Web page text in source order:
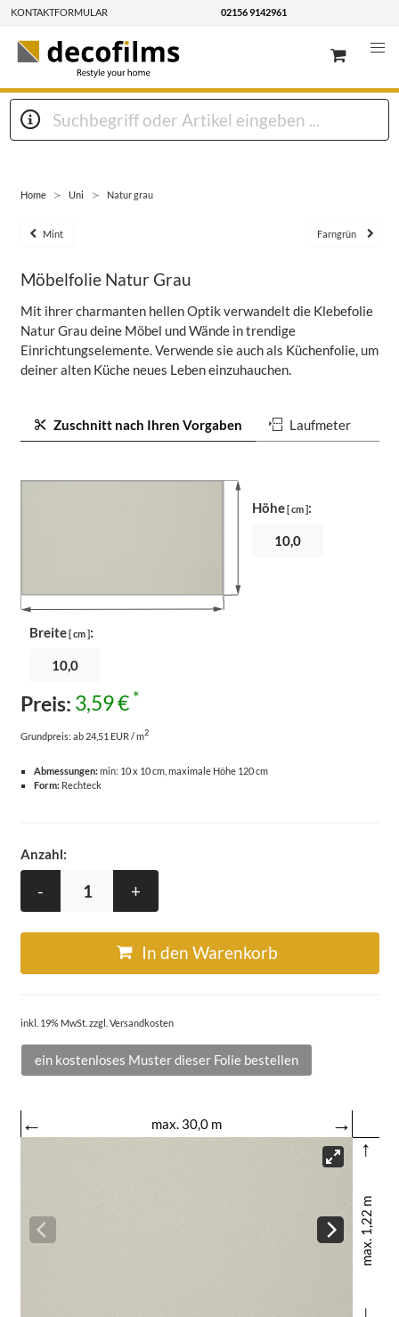
KONTAKTFORMULAR 02156 9142961
Home Uni Natur grau
Mint Farngrün
Möbelfolie Natur Grau
Mit ihrer charmanten hellen Optik verwandelt die Klebefolie
Natur Grau deine Möbel und Wände in trendige
Einrichtungselemente. Verwende sie auch als Küchenfolie, um
deiner alten Küche neues Leben einzuhauchen.
Zuschnitt nach Ihren Vorgaben Laufmeter
Breite[ cm ]:
Höhe[ cm ]:
Preis: 3,59 € *
Grundpreis: ab 24,51 EUR / m2
Abmessungen:min: 10 x 10 cm, maximale Höhe 120 cm
Form:Rechteck
Anzahl:
- +
In den Warenkorb
inkl. 19% MwSt. zzgl. Versandkosten
ein kostenloses Muster dieser Folie bestellen
← max. 30,0 m
→
↑
max. 1,22 m